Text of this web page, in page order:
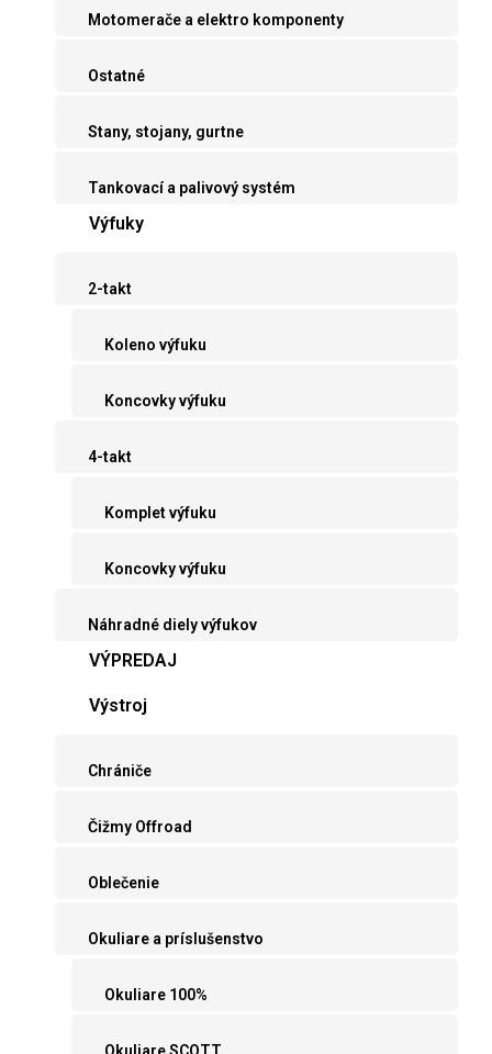
Motomerače a elektro komponenty
Ostatné
Stany, stojany, gurtne
Tankovací a palivový systém
Výfuky
2-takt
Koleno výfuku
Koncovky výfuku
4-takt
Komplet výfuku
Koncovky výfuku
Náhradné diely výfukov
VÝPREDAJ
Výstroj
Chrániče
Čižmy Offroad
Oblečenie
Okuliare a príslušenstvo
Okuliare 100%
Okuliare SCOTT